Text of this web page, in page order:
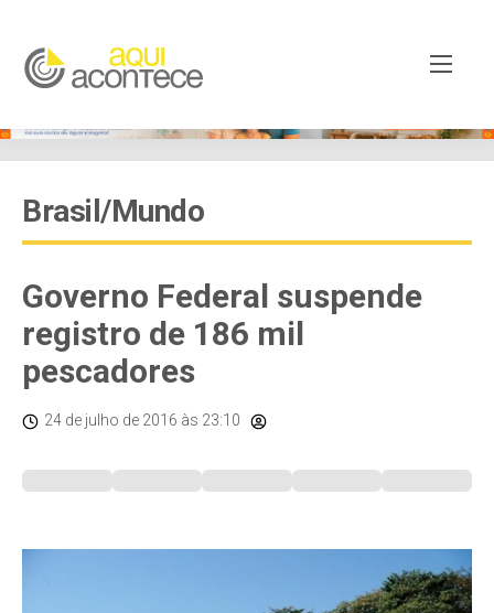
Brasil/Mundo
Governo Federal suspende
registro de 186 mil
pescadores
24 de julho de 2016 às 23:10